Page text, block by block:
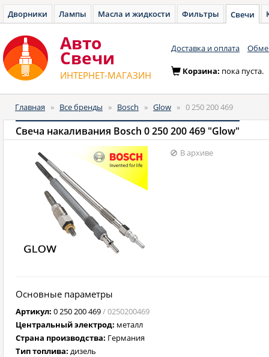
Дворники Лампы Масла и жидкости Фильтры Свечи
Авто
Cвечи
ИНТЕРНЕТ-МАГАЗИН
Доставка и оплата
Корзина: пока пуста.
Главная » Все бренды » Bosch » Glow » 0 250 200 469
Свеча накаливания Bosch 0 250 200 469 "Glow"
В архиве
Основные параметры
Артикул: 0 250 200 469/ 0250200469
Центральный электрод: металл
Страна производства: Германия
Тип топлива: дизель